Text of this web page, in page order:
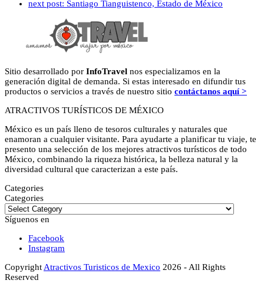
next post: Santiago Tianguistenco, Estado de México
Sitio desarrollado por InfoTravel nos especializamos en la
generación digital de demanda. Si estas interesado en difundir tus
productos o servicios a través de nuestro sitio contáctanos aquí >
ATRACTIVOS TURÍSTICOS DE MÉXICO
México es un país lleno de tesoros culturales y naturales que
enamoran a cualquier visitante. Para ayudarte a planificar tu viaje, te
presento una selección de los mejores atractivos turísticos de todo
México, combinando la riqueza histórica, la belleza natural y la
diversidad cultural que caracterizan a este país.
Categories
Categories
Síguenos en
Facebook
Instagram
CopyrightAtractivos Turisticos de Mexico 2026 - All Rights
Reserved